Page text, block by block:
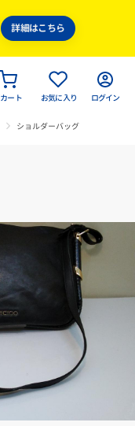
詳細はこちら
カート お気に入り ログイン
ショルダーバッグ